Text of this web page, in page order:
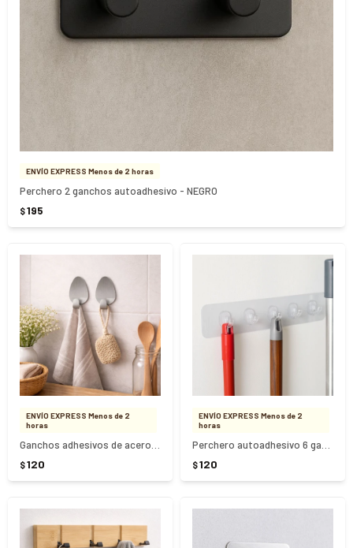
ENVÍO EXPRESS Menos de 2 horas
Perchero 2 ganchos autoadhesivo - NEGRO
$195
ENVÍO EXPRESS Menos de 2
horas
$120
ENVÍO EXPRESS Menos de 2
horas
$120